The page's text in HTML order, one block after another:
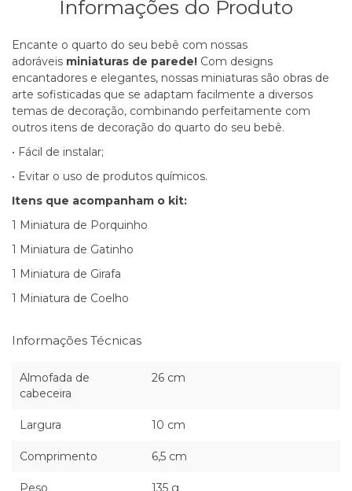
Informações do Produto
Encante o quarto do seu bebê com nossas
adoráveis miniaturas de parede! Com designs
encantadores e elegantes, nossas miniaturas são obras de
arte sofisticadas que se adaptam facilmente a diversos
temas de decoração, combinando perfeitamente com
outros itens de decoração do quarto do seu bebê.
• Fácil de instalar;
• Evitar o uso de produtos químicos.
Itens que acompanham o kit:
1 Miniatura de Porquinho
1 Miniatura de Gatinho
1 Miniatura de Girafa
1 Miniatura de Coelho
Informações Técnicas
Almofada de
cabeceira
26 cm
Largura 10 cm
Comprimento 6,5 cm
Peso 135 g